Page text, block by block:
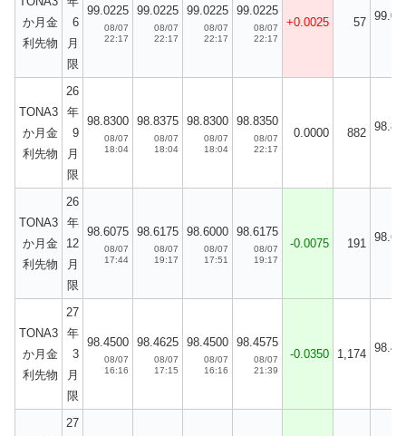
か月金
利先物
6
月
限
99.0225
08/07
22:17
99.0225
08/07
22:17
99.0225
08/07
22:17
99.0225
08/07
22:17
+0.0025 57
TONA3
か月金
利先物
26
年
9
月
限
98.8300
08/07
18:04
98.8375
08/07
18:04
98.8300
08/07
18:04
98.8350
08/07
22:17
0.0000 882
TONA3
か月金
利先物
26
年
12
月
限
98.6075
08/07
17:44
98.6175
08/07
19:17
98.6000
08/07
17:51
98.6175
08/07
19:17
-0.0075 191
TONA3
か月金
利先物
27
年
3
月
限
98.4500
08/07
16:16
98.4625
08/07
17:15
98.4500
08/07
16:16
98.4575
08/07
21:39
-0.0350 1,174
27